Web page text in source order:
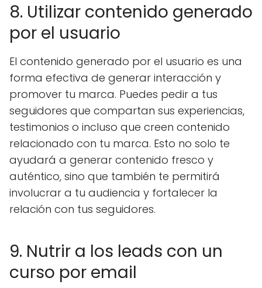
8. Utilizar contenido generado
por el usuario
El contenido generado por el usuario es una
forma efectiva de generar interacción y
promover tu marca. Puedes pedir a tus
seguidores que compartan sus experiencias,
testimonios o incluso que creen contenido
relacionado con tu marca. Esto no solo te
ayudará a generar contenido fresco y
auténtico, sino que también te permitirá
involucrar a tu audiencia y fortalecer la
relación con tus seguidores.
9. Nutrir a los leads con un
curso por email